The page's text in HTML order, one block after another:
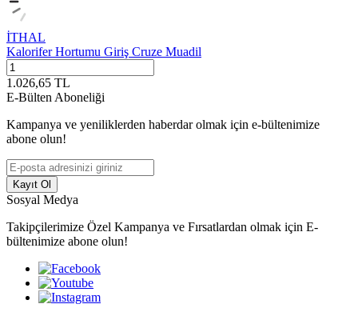
İTHAL
Kalorifer Hortumu Giriş Cruze Muadil
1.026,65 TL
E-Bülten Aboneliği
Kampanya ve yeniliklerden haberdar olmak için e-bültenimize
abone olun!
Kayıt Ol
Sosyal Medya
Takipçilerimize Özel Kampanya ve Fırsatlardan olmak için E-
bültenimize abone olun!